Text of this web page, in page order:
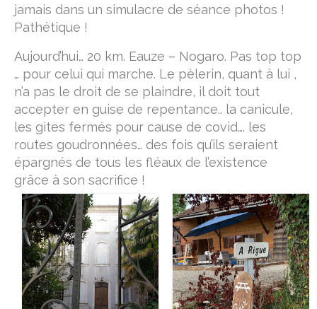
jamais dans un simulacre de séance photos !
Pathétique !
Aujourd’hui… 20 km. Eauze – Nogaro. Pas top top
… pour celui qui marche. Le pèlerin, quant à lui ,
n’a pas le droit de se plaindre, il doit tout
accepter en guise de repentance.. la canicule,
les gites fermés pour cause de covid…. les
routes goudronnées… des fois qu’ils seraient
épargnés de tous les fléaux de l’existence
grâce à son sacrifice !